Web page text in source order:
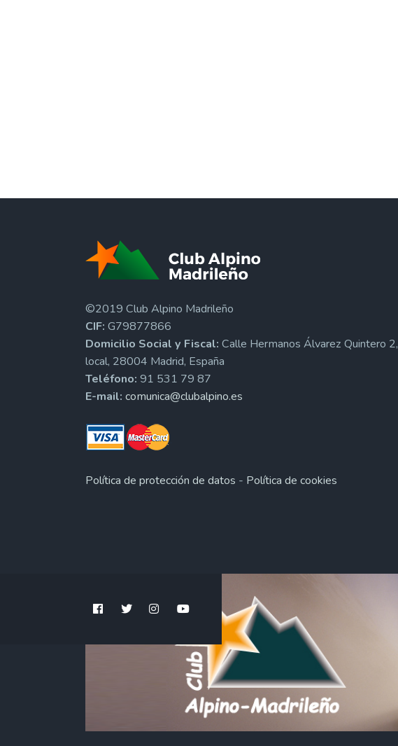
©2019 Club Alpino Madrileño
CIF: G79877866
Domicilio Social y Fiscal: Calle Hermanos Álvarez Quintero 2,
local, 28004 Madrid, España
Teléfono: 91 531 79 87
E-mail: comunica@clubalpino.es
Política de protección de datos - Política de cookies